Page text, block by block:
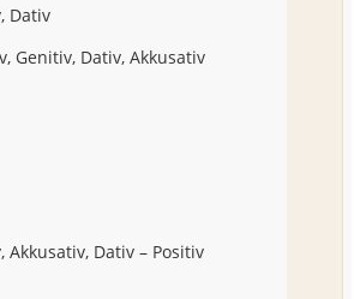
Dativ
Genitiv, Dativ, Akkusativ
Akkusativ, Dativ – Positiv